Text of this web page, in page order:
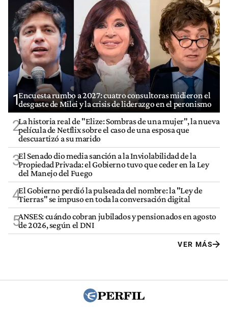
1Encuesta rumbo a 2027: cuatro consultoras midieron el
desgaste de Milei y la crisis de liderazgo en el peronismo
2La historia real de "Elize: Sombras de una mujer", la nueva
película de Netflix sobre el caso de una esposa que
descuartizó a su marido
3El Senado dio media sanción a la Inviolabilidad de la
Propiedad Privada: el Gobierno tuvo que ceder en la Ley
del Manejo del Fuego
4El Gobierno perdió la pulseada del nombre: la "Ley de
Tierras" se impuso en toda la conversación digital
5ANSES: cuándo cobran jubilados y pensionados en agosto
de 2026, según el DNI
VER MÁS